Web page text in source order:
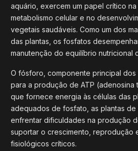
aquário, exercem um papel crítico
metabolismo celular e no
vegetais saudáveis. Como um dos
das plantas, os fosfatos
manutenção do equilíbrio nutricional
O fósforo, componente principal
para a produção de ATP (adenosina
que fornece energia às células das
adequados de fosfato, as plantas de
enfrentar dificuldades na produção
suportar o crescimento, reprodução
fisiológicos críticos.